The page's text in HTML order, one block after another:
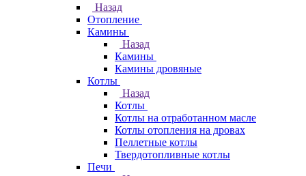
Назад
Отопление
Камины
Назад
Камины
Камины дровяные
Котлы
Назад
Котлы
Котлы на отработанном масле
Котлы отопления на дровах
Пеллетные котлы
Твердотопливные котлы
Печи